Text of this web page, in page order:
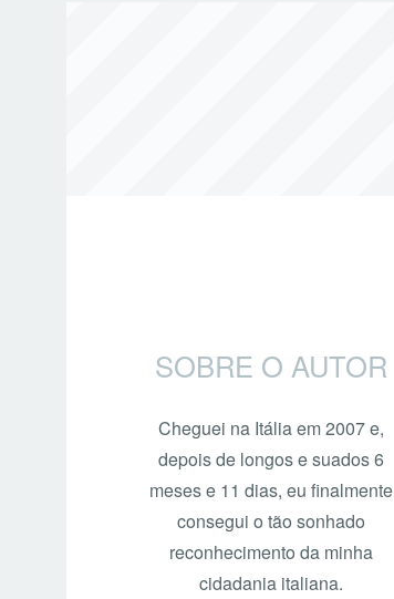
SOBRE O AUTOR
Cheguei na Itália em 2007 e,
depois de longos e suados 6
meses e 11 dias, eu finalmente
consegui o tão sonhado
reconhecimento da minha
cidadania italiana.